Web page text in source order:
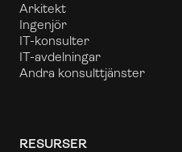
Arkitekt
Ingenjör
IT-konsulter
IT-avdelningar
Andra konsulttjänster
RESURSER